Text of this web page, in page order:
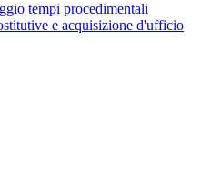
tempi procedimentali
e acquisizione d'ufficio